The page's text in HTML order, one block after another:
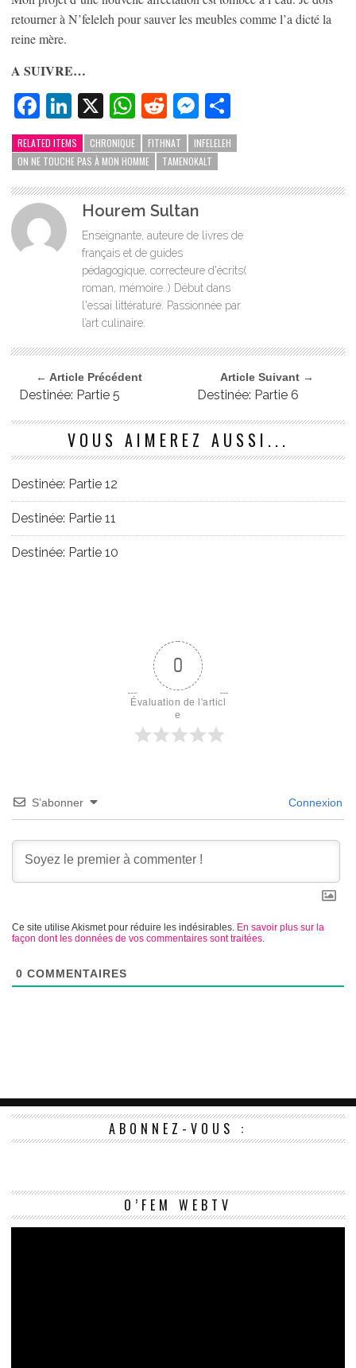
retourner à N’feleleh pour sauver les meubles comme l’a dicté la
reine mère.
A SUIVRE…
Facebook
LinkedIn
X WhatsApp
RedditMessenger
RELATED ITEMS CHRONIQUE FITHNAT
INFELELEH
ON NE TOUCHE PAS À MON HOMME
TAMENOKALT
Hourem Sultan
Enseignante, auteure de livres de
français et de guides
pédagogique, correcteure d'écrits(
roman, mémoire..) Début dans
l'essai littérature. Passionnée par
l’art culinaire.
← Article Précédent
Destinée: Partie 5
Article Suivant →
Destinée: Partie 6
VOUS AIMEREZ AUSSI...
Destinée: Partie 12
Destinée: Partie 11
Destinée: Partie 10
0
Évaluation de l'articl
e
S’abonner Connexion
Ce site utilise Akismet pour réduire les indésirables. En savoir plus sur la
façon dont les données de vos commentaires sont traitées.
0 COMMENTAIRES
ABONNEZ-VOUS :
O’FEM WEBTV